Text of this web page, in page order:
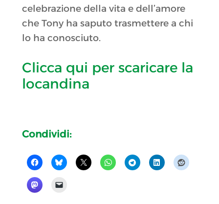
celebrazione della vita e dell’amore
che Tony ha saputo trasmettere a chi
lo ha conosciuto.
Clicca qui per scaricare la
locandina
Condividi: